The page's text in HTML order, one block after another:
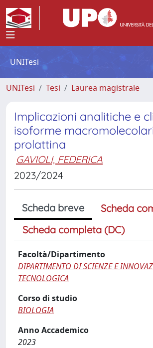
UNITesi
UNITesi Tesi Laurea magistrale
Implicazioni analitiche e
isoforme
prolattina
GAVIOLI, FEDERICA
2023/2024
Scheda breve
Scheda
Scheda completa (DC)
Facoltà/Dipartimento
DIPARTIMENTO DI SCIENZE E
TECNOLOGICA
Corso di studio
BIOLOGIA
Anno Accademico
2023